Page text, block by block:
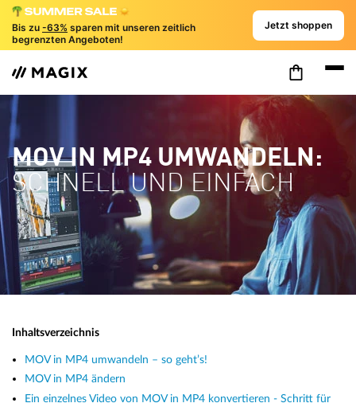
Bis zu -63% sparen mit unseren zeitlich
begrenzten Angeboten!
Jetzt shoppen
MOV IN MP4 UMWANDELN:
SCHNELL UND EINFACH
Inhaltsverzeichnis
MOV in MP4 umwandeln – so geht’s!
MOV in MP4 ändern
Ein einzelnes Video von MOV in MP4 konvertieren - Schritt für